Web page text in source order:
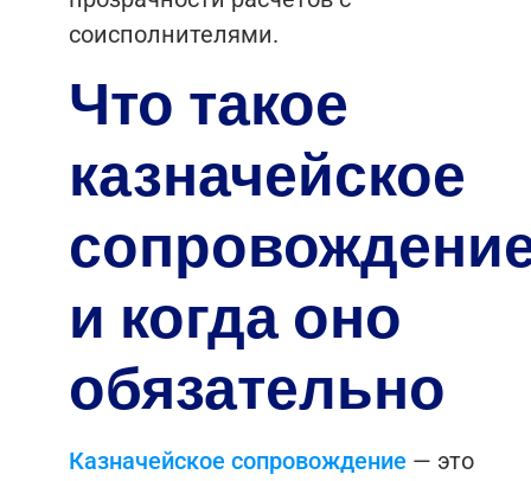
соисполнителями.
Что такое
казначейское
и когда оно
обязательно
Казначейское сопровождение — это